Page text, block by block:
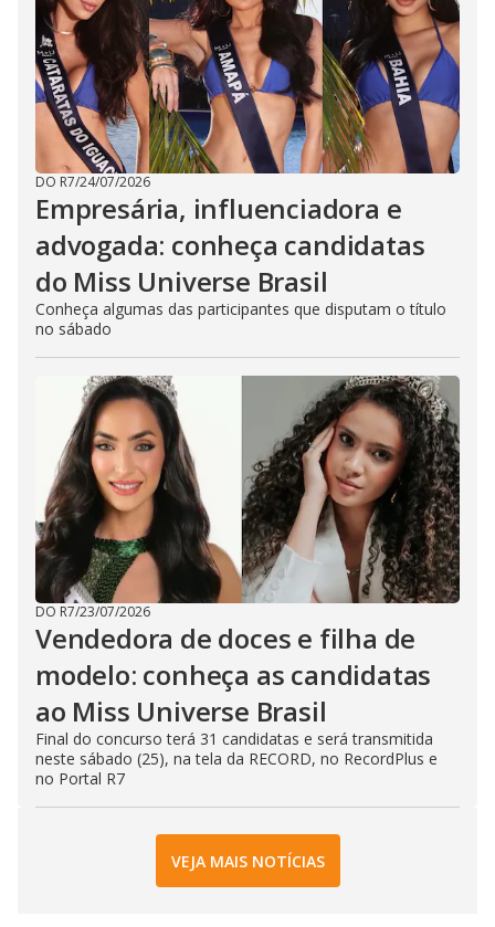
DO R7/24/07/2026
Empresária, influenciadora e
advogada: conheça candidatas
do Miss Universe Brasil
Conheça algumas das participantes que disputam o título
no sábado
DO R7/23/07/2026
Vendedora de doces e filha de
modelo: conheça as candidatas
ao Miss Universe Brasil
Final do concurso terá 31 candidatas e será transmitida
neste sábado (25), na tela da RECORD, no RecordPlus e
no Portal R7
VEJA MAIS NOTÍCIAS